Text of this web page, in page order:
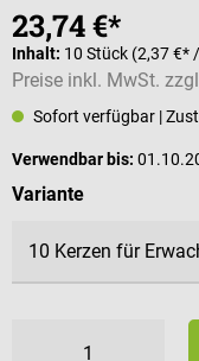
23,74 €*
Inhalt: 10 Stück (2,37 €*
Preise inkl. MwSt.
Sofort verfügbar |
Verwendbar bis:
Varianteauswählen